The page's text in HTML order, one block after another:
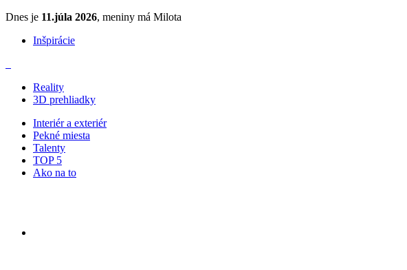
Dnes je 11.júla 2026, meniny má Milota
Inšpirácie
Reality
3D prehliadky
Interiér a exteriér
Pekné miesta
Talenty
TOP 5
Ako na to